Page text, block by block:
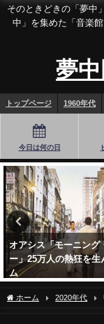
そのときどきの「夢中
中」を集めた「音楽
夢
トップページ 1960年代
今日は何の日
オアシス「モーニング
ー」25万人の熱狂を生
ム
ホーム 2020年代